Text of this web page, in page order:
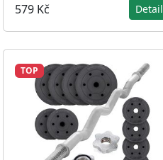
579 Kč Detail
TOP